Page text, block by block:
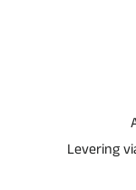
Levering